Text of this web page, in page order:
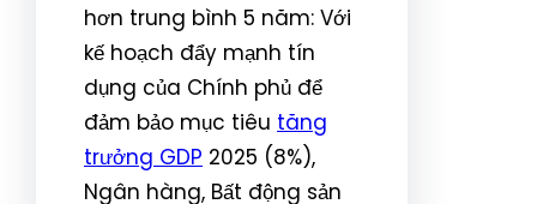
hơn trung bình 5 năm: Với
kế hoạch đẩy mạnh tín
dụng của Chính phủ để
đảm bảo mục tiêu tăng
trưởng GDP 2025 (8%),
Ngân hàng, Bất động sản